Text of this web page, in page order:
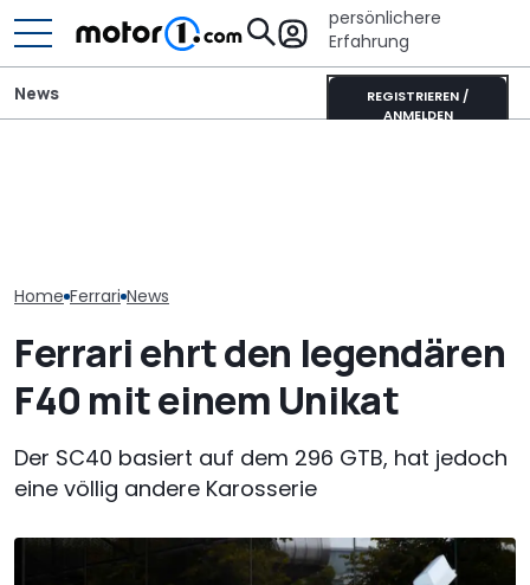
persönlichere
Erfahrung
REGISTRIEREN /
ANMELDEN
News
Home Ferrari News
Ferrari ehrt den legendären
F40 mit einem Unikat
Der SC40 basiert auf dem 296 GTB, hat jedoch
eine völlig andere Karosserie